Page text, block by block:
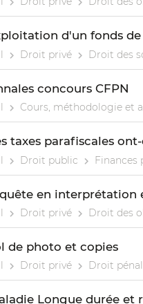
d'un fonds
Droit privé Droit des
concours CFPN
Cours, méthodologie et
taxes parafiscales
Droit public Finances
en interprétation
Droit privé Droit des
de photo et copies
Droit privé Droit pénal
Longue durée et